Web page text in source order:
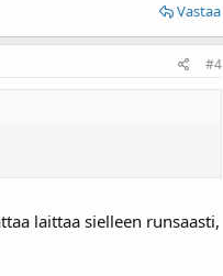
Vastaa
#4
laittaa sielleen runsaasti,